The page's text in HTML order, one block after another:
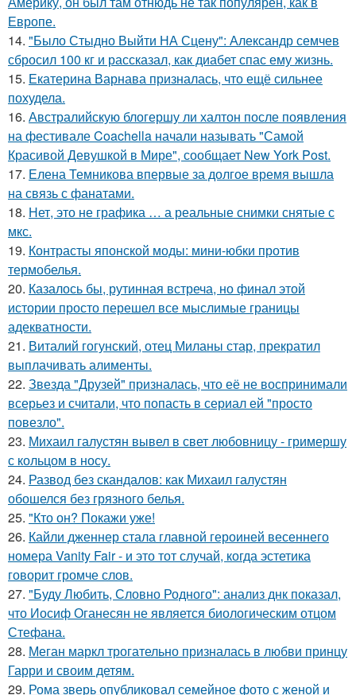
Европе.
14. "Было Стыдно Выйти НА Сцену": Александр семчев
сбросил 100 кг и рассказал, как диабет спас ему жизнь.
15. Екатерина Варнава призналась, что ещё сильнее
похудела.
16. Австралийскую блогершу ли халтон после появления
на фестивале Coachella начали называть "Самой
Красивой Девушкой в Мире", сообщает New York Post.
17. Елена Темникова впервые за долгое время вышла
на связь с фанатами.
18. Нет, это не графика … а реальные снимки снятые с
мкс.
19. Контрасты японской моды: мини-юбки против
термобелья.
20. Казалось бы, рутинная встреча, но финал этой
истории просто перешел все мыслимые границы
адекватности.
21. Виталий гогунский, отец Миланы стар, прекратил
выплачивать алименты.
22. Звезда "Друзей" призналась, что её не воспринимали
всерьез и считали, что попасть в сериал ей "просто
повезло".
23. Михаил галустян вывел в свет любовницу - гримершу
с кольцом в носу.
24. Развод без скандалов: как Михаил галустян
обошелся без грязного белья.
25. "Кто он? Покажи уже!
26. Кайли дженнер стала главной героиней весеннего
номера Vanity Fair - и это тот случай, когда эстетика
говорит громче слов.
27. "Буду Любить, Словно Родного": анализ днк показал,
что Иосиф Оганесян не является биологическим отцом
Стефана.
28. Меган маркл трогательно призналась в любви принцу
Гарри и своим детям.
29. Рома зверь опубликовал семейное фото с женой и